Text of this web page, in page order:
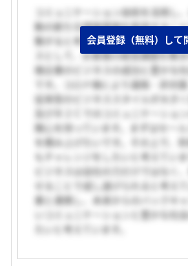
コミュニケーション技術を活用し
動の新たな情報基盤を創造するこ
繋がると考えるからです。私はお
スとして、お客様の経営課題を解
様企業のビジネスの成功と豊かな
です。コロナ禍により遠隔・非対
従来型のビジネススタイルが大き
及びＢ２Ｃでのコミュニケーショ
関心を持っています。まずはセー
を積み上げたいです。その上で、
もチャレンジをしたいと考えてい
ビジネスは自社の力だけではなく
せることで成し遂げられると考え
業と連携し、未来からのバックキ
いコミュニケーションと豊かな社
たいと考えています。
会員登録（無料）して